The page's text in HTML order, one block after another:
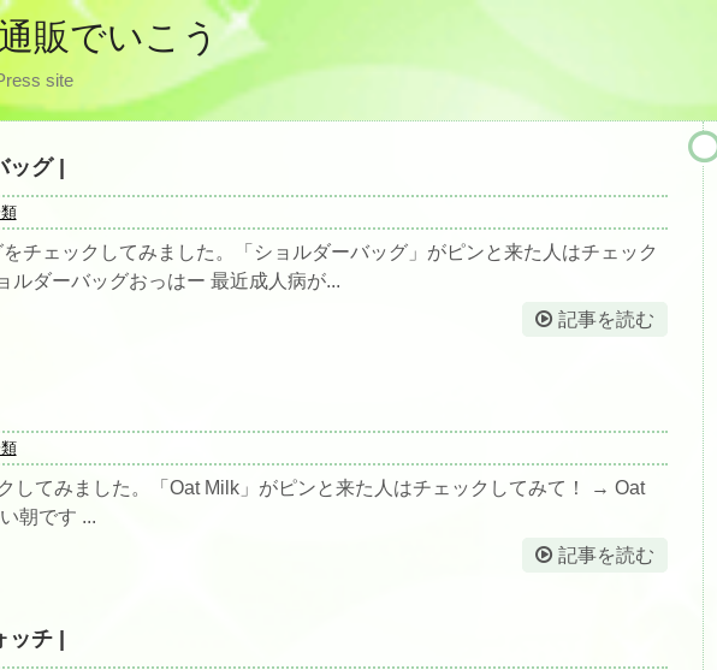
販でいこう
site
グ |
チェックしてみました。「ショルダーバッグ」がピンと来た人はチェック
ルダーバッグおっはー 最近成人病が...
記事を読む
してみました。「Oat Milk」がピンと来た人はチェックしてみて！ → Oat
朝です ...
記事を読む
チ |